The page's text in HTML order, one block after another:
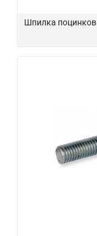
Шпилка